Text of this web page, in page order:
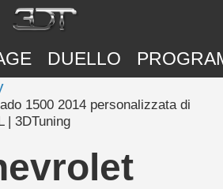
DUELLO
1500 2014 personalizzata di
| 3DTuning